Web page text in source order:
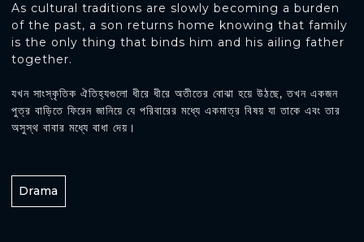
As cultural traditions are slowly becoming a burden
of the past, a son returns home knowing that family
is the only thing that binds him and his ailing father
together.
যখন সাংস্কৃতিক ঐতিহ্যগুলো ধীরে ধীরে অতীতের বোঝা হয়ে উঠছে, তখন একজন
পুত্র বাড়িতে ফিরেন জানিয়ে যে পরিবারের মধ্যে একমাত্র বিষয় যা তাকে এবং তার
অসুস্থ বাবার মধ্যে বাধা দেয়।
Drama